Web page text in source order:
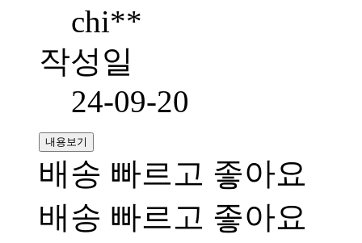
chi**
작성일
24-09-20
내용보기
배송 빠르고 좋아요
배송 빠르고 좋아요